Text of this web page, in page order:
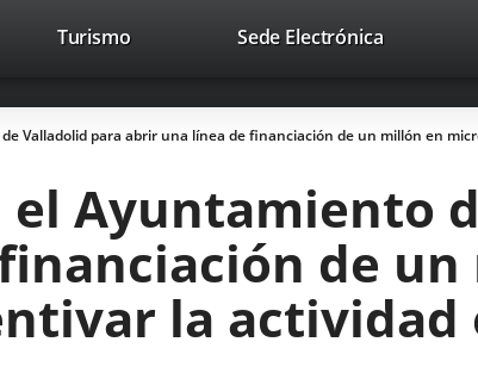
Trabaja con nosotros Contacto
TurismoThis
open
in
up
window.
Sede ElectrónicaLink
Valladolid para abrir una línea de financiación de un millón en
Ayuntamiento
de
la actividad